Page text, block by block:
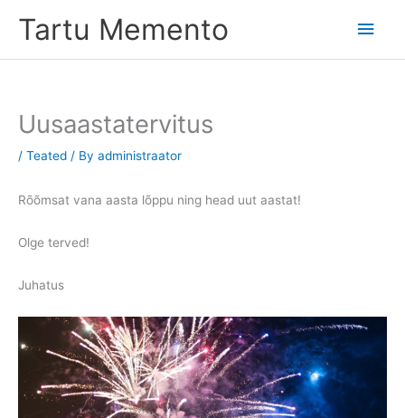
Tartu Memento
Main
Uusaastatervitus
/ Teated / By administraator
Rõõmsat vana aasta lõppu ning head uut aastat!
Olge terved!
Juhatus